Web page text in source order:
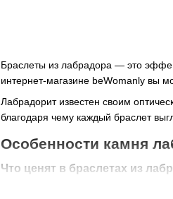
Браслеты из лабрадора — это
интернет-магазине beWomanly вы
Лабрадорит известен своим
благодаря чему каждый браслет
Особенности камня
Что ценят в браслетах из